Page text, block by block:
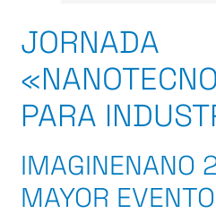
JORNADA
PARA
IMAGINENANO
MAYOR